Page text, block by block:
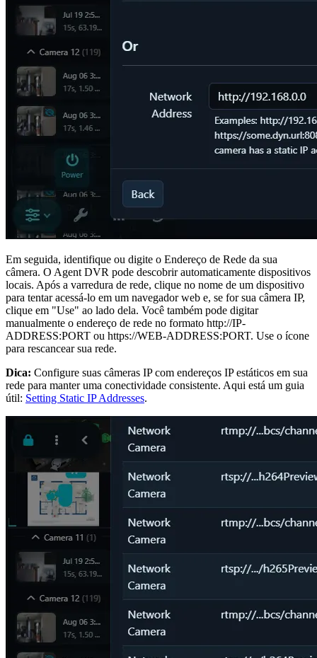
Em seguida, identifique ou digite o Endereço de Rede da sua
câmera. O Agent DVR pode descobrir automaticamente dispositivos
locais. Após a varredura de rede, clique no nome de um dispositivo
para tentar acessá-lo em um navegador web e, se for sua câmera IP,
clique em "Use" ao lado dela. Você também pode digitar
manualmente o endereço de rede no formato http://IP-
ADDRESS:PORT ou https://WEB-ADDRESS:PORT. Use o ícone
para rescancear sua rede.
Dica: Configure suas câmeras IP com endereços IP estáticos em sua
rede para manter uma conectividade consistente. Aqui está um guia
útil: Setting Static IP Addresses.